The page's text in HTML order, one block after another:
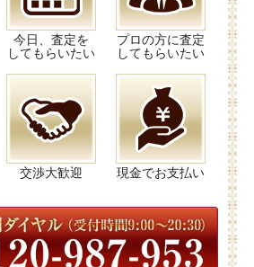
今日、査定を
してもらいたい
プロの方に査定
してもらいたい
交渉大歓迎 現金でお支払い